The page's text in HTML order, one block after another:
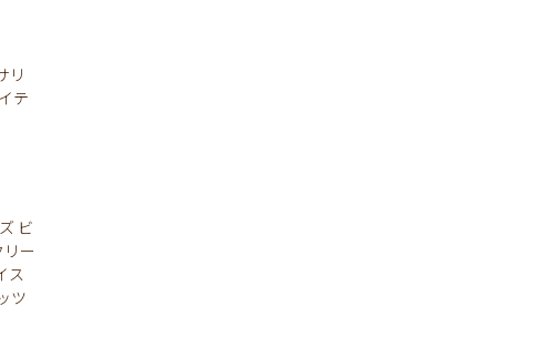
リ
テ
ビ
ー
ス
ツ